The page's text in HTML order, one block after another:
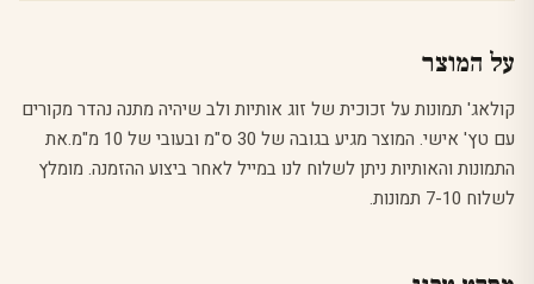
על המוצר
קולאג' תמונות על זכוכית של זוג אותיות ולב שיהיה מתנה נהדר מקורים
עם טץ' אישי. המוצר מגיע בגובה של 30 ס"מ ובעובי של 10 מ"מ.את
התמונות והאותיות ניתן לשלוח לנו במייל לאחר ביצוע ההזמנה. מומלץ
לשלוח 7-10 תמונות.